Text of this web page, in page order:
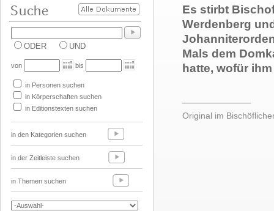
ODER UND
von bis
in Personen suchen
in Körperschaften suchen
in Editionstexten suchen
in den Kategorien suchen
in der Zeitleiste suchen
in Themen suchen
Es stirbt
Werdenberg
Mals dem
hatte, wofür
Original im